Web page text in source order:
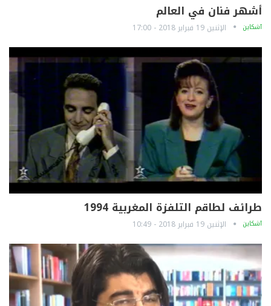
أشهر فنان في العالم
آشكاين الإثنين 19 فبراير 2018 - 17:00
طرائف لطاقم التلفزة المغربية 1994
آشكاين الإثنين 19 فبراير 2018 - 10:49